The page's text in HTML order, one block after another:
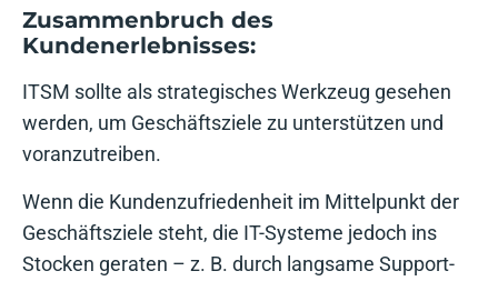
Zusammenbruch des
Kundenerlebnisses:
ITSM sollte als strategisches Werkzeug gesehen
werden, um Geschäftsziele zu unterstützen und
voranzutreiben.
Wenn die Kundenzufriedenheit im Mittelpunkt der
Geschäftsziele steht, die IT-Systeme jedoch ins
Stocken geraten – z. B. durch langsame Support-